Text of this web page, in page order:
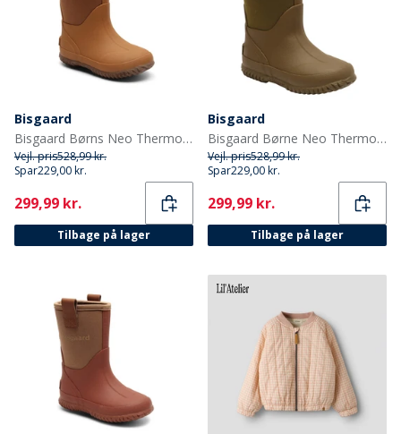
Bisgaard
Bisgaard Børns Neo Thermo Gummistøvler Kamel
Vejl. pris528,99 kr.
Spar229,00 kr.
Current
299,99 kr.
Tilbage på lager
Bisgaard
Bisgaard Børne Neo Thermo Gummistøvler Grøn
Vejl. pris528,99 kr.
Spar229,00 kr.
Current
299,99 kr.
Tilbage på lager